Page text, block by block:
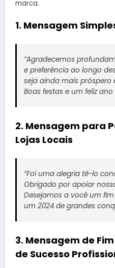
marca.
1. Mensagem
“Agradecemos
e preferência ao longo
seja ainda mais próspero
Boas festas e um feliz ano
2. Mensagem para
Lojas Locais
“Foi uma alegria tê-lo
Obrigado por apoiar
Desejamos a você um
um 2024 de grandes
3. Mensagem de
de Sucesso